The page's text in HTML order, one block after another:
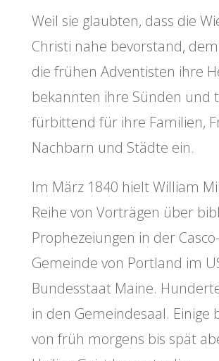
Weil sie glaubten, dass die
Christi nahe bevorstand,
die frühen Adventisten ihre
bekannten ihre Sünden und
fürbittend für ihre Familien,
Nachbarn und Städte ein.
Im März 1840 hielt William
Reihe von Vorträgen über
Prophezeiungen in der Casco-
Gemeinde von Portland im
Bundesstaat Maine.
in den Gemeindesaal. Einige
von früh morgens bis spät